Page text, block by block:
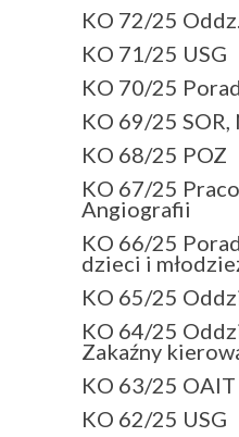
KO 72/25
KO 71/25 USG
KO 70/25
KO 69/25 SOR,
KO 68/25 POZ
KO 67/25
Angiografii
KO 66/25
dzieci i
KO 65/25
KO 64/25
Zakaźny
KO 63/25 OAIT
KO 62/25 USG